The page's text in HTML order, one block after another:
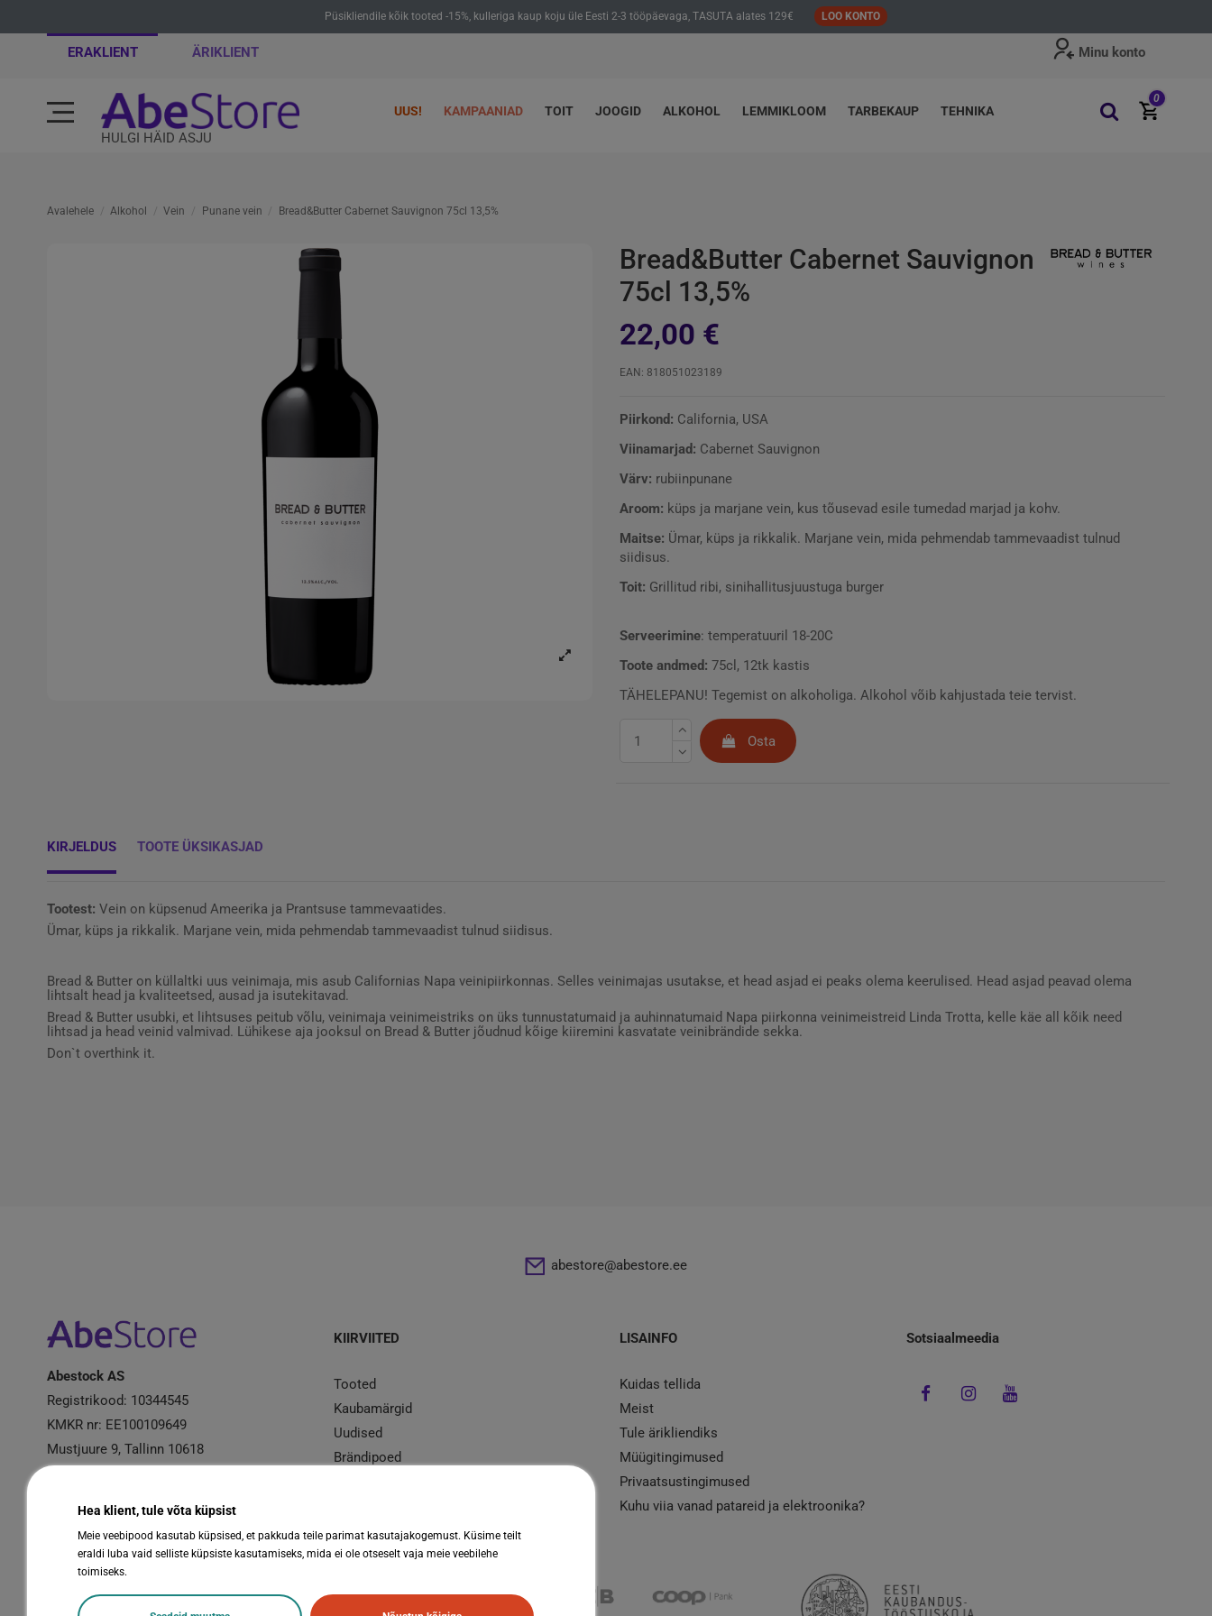
Püsikliendile kõik tooted -15%, kulleriga kaup koju üle Eesti 2-3 tööpäevaga, TASUTA alates 129€ LOO KONTO
ERAKLIENT ÄRIKLIENT Minu konto
HULGI HÄID ASJU
UUS! KAMPAANIAD TOIT JOOGID ALKOHOL LEMMIKLOOM TARBEKAUP TEHNIKA
0
Avalehele Alkohol Vein Punane vein Bread&Butter Cabernet Sauvignon 75cl 13,5%
Bread&Butter Cabernet Sauvignon
75cl 13,5%
22,00 €
EAN: 818051023189
Piirkond: California, USA
Viinamarjad: Cabernet Sauvignon
Värv: rubiinpunane
Aroom: küps ja marjane vein, kus tõusevad esile tumedad marjad ja kohv.
Maitse: Ümar, küps ja rikkalik. Marjane vein, mida pehmendab tammevaadist tulnud
siidisus.
Toit: Grillitud ribi, sinihallitusjuustuga burger
Serveerimine: temperatuuril 18-20C
Toote andmed: 75cl, 12tk kastis
TÄHELEPANU! Tegemist on alkoholiga. Alkohol võib kahjustada teie tervist.
Osta
KIRJELDUS TOOTE ÜKSIKASJAD
Tootest: Vein on küpsenud Ameerika ja Prantsuse tammevaatides.
Ümar, küps ja rikkalik. Marjane vein, mida pehmendab tammevaadist tulnud siidisus.
Bread & Butter on küllaltki uus veinimaja, mis asub Californias Napa veinipiirkonnas. Selles veinimajas usutakse, et head asjad ei peaks olema keerulised. Head asjad peavad olema
lihtsalt head ja kvaliteetsed, ausad ja isutekitavad.
Bread & Butter usubki, et lihtsuses peitub võlu, veinimaja veinimeistriks on üks tunnustatumaid ja auhinnatumaid Napa piirkonna veinimeistreid Linda Trotta, kelle käe all kõik need
lihtsad ja head veinid valmivad. Lühikese aja jooksul on Bread & Butter jõudnud kõige kiiremini kasvatate veinibrändide sekka.
Don`t overthink it.
abestore@abestore.ee
Abestock AS
Registrikood: 10344545
KMKR nr: EE100109649
Mustjuure 9, Tallinn 10618
KIIRVIITED
Tooted
Kaubamärgid
Uudised
Brändipoed
LISAINFO
Kuidas tellida
Meist
Tule ärikliendiks
Müügitingimused
Privaatsustingimused
Kuhu viia vanad patareid ja elektroonika?
Hea klient, tule võta küpsist
Meie veebipood kasutab küpsised, et pakkuda teile parimat kasutajakogemust. Küsime teilt
eraldi luba vaid selliste küpsiste kasutamiseks, mida ei ole otseselt vaja meie veebilehe
toimiseks.
Sotsiaalmeedia